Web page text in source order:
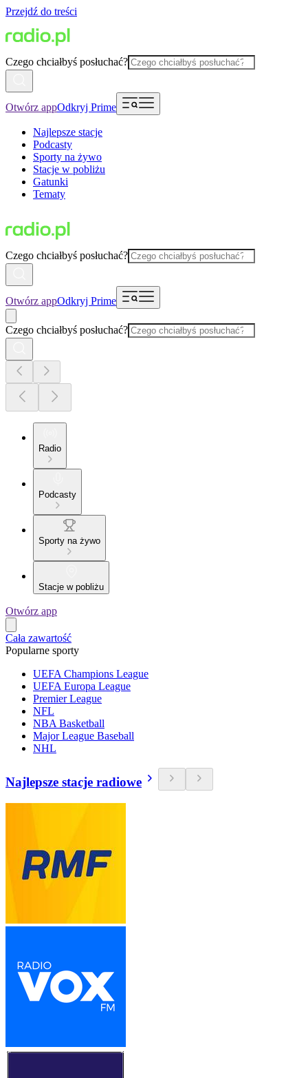
Przejdź do treści
Czego chciałbyś posłuchać?
Otwórz appOdkryj Prime
Najlepsze stacje
Podcasty
Sporty na żywo
Stacje w pobliżu
Gatunki
Tematy
Czego chciałbyś posłuchać?
Otwórz appOdkryj Prime
Czego chciałbyś posłuchać?
Radio
Podcasty
Sporty na żywo
Stacje w pobliżu
Otwórz app
Cała zawartość
Popularne sporty
UEFA Champions League
UEFA Europa League
Premier League
NFL
NBA Basketball
Major League Baseball
NHL
Najlepsze stacje radiowe